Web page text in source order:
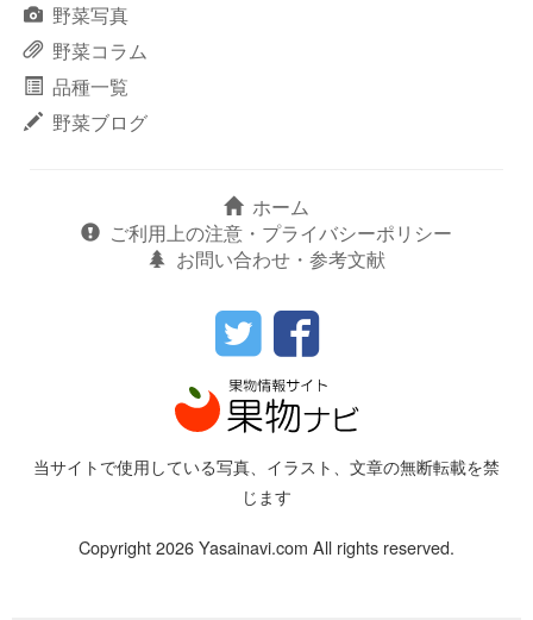
野菜写真
野菜コラム
品種一覧
野菜ブログ
ホーム
ご利用上の注意・プライバシーポリシー
お問い合わせ・参考文献
当サイトで使用している写真、イラスト、文章の無断転載を禁
じます
Copyright 2026 Yasainavi.com All rights reserved.